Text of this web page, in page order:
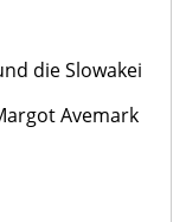
die Slowakei
Avemark